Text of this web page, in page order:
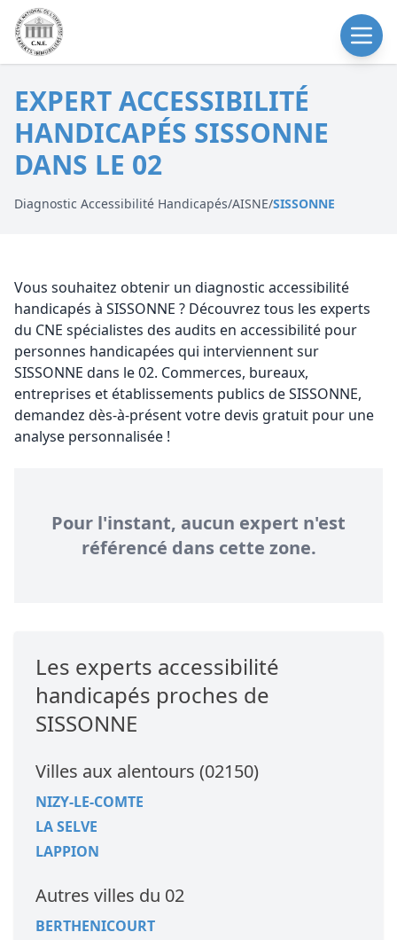
EXPERT ACCESSIBILITÉ
HANDICAPÉS SISSONNE
DANS LE 02
Diagnostic Accessibilité Handicapés/AISNE/SISSONNE
Vous souhaitez obtenir un diagnostic accessibilité
handicapés à SISSONNE ? Découvrez tous les experts
du CNE spécialistes des audits en accessibilité pour
personnes handicapées qui interviennent sur
SISSONNE dans le 02. Commerces, bureaux,
entreprises et établissements publics de SISSONNE,
demandez dès-à-présent votre devis gratuit pour une
analyse personnalisée !
Pour l'instant, aucun expert n'est
référencé dans cette zone.
Les experts accessibilité
handicapés proches de
SISSONNE
Villes aux alentours (02150)
NIZY-LE-COMTE
LA SELVE
LAPPION
Autres villes du 02
BERTHENICOURT